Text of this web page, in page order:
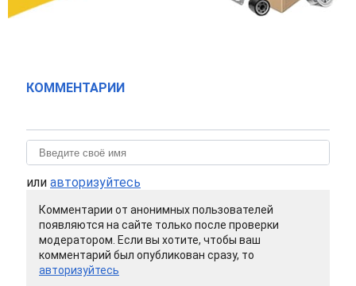
КОММЕНТАРИИ
или авторизуйтесь
Комментарии от анонимных пользователей
появляются на сайте только после проверки
модератором. Если вы хотите, чтобы ваш
комментарий был опубликован сразу, то
авторизуйтесь